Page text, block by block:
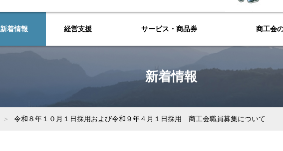
新着情報 経営支援 サービス・商品券 商工会
新着情報
令和８年１０月１日採用および令和９年４月１日採用 商工会職員募集について